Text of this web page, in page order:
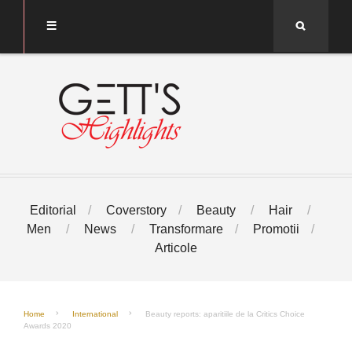
Editorial Coverstory Beauty
Hair
Men
News Transformare
Promotii
Articole
Home International
Beauty reports: aparitiile de la Critics Choice
Awards 2020